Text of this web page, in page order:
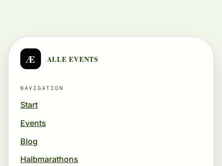
Æ ALLE EVENTS
NAVIGATION
Start
Events
Blog
Halbmarathons